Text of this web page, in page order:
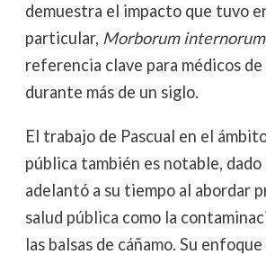
demuestra el impacto que tuvo
particular, Morborum internorum
referencia clave para médicos de
durante más de un siglo.
El trabajo de Pascual en el
pública también es notable, dado
adelantó a su tiempo al abordar
salud pública como la
las balsas de cáñamo. Su